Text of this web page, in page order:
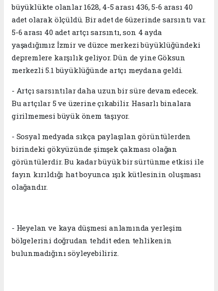
büyüklükte olanlar 1628, 4-5 arası 436, 5-6 arası 40
adet olarak ölçüldü. Bir adet de 6üzerinde sarsıntı var.
5-6 arası 40 adet artçı sarsıntı, son 4 ayda
yaşadığımız İzmir ve düzce merkezi büyüklüğündeki
depremlere karşılık geliyor. Dün de yine Göksun
merkezli 5.1 büyüklüğünde artçı meydana geldi.
- Artçı sarsıntılar daha uzun bir süre devam edecek.
Bu artçılar 5 ve üzerine çıkabilir. Hasarlı binalara
girilmemesi büyük önem taşıyor.
- Sosyal medyada sıkça paylaşılan görüntülerden
birindeki gökyüzünde şimşek çakması olağan
görüntülerdir. Bu kadar büyük bir sürtünme etkisi ile
fayın kırıldığı hat boyunca ışık kütlesinin oluşması
olağandır.
- Heyelan ve kaya düşmesi anlamında yerleşim
bölgelerini doğrudan tehdit eden tehlikenin
bulunmadığını söyleyebiliriz.